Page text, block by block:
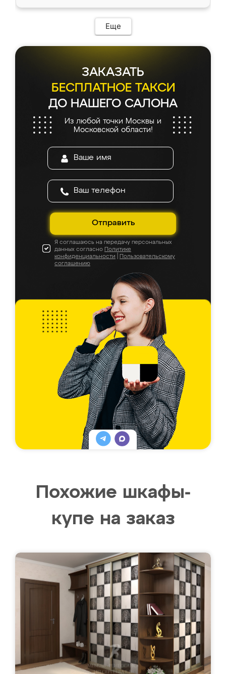
Еще
ЗАКАЗАТЬ
БЕСПЛАТНОЕ ТАКСИ
ДО НАШЕГО САЛОНА
Из любой точки Москвы и
Московской области!
Отправить
Я соглашаюсь на передачу персональных
данных согласно Политике
конфиденциальности
Пользовательскому
соглашению
Похожие шкафы-
купе на заказ